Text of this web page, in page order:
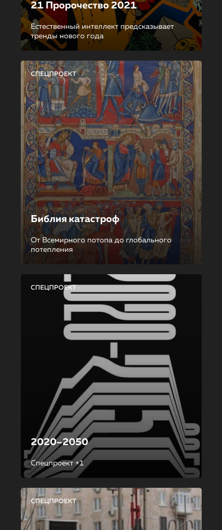
21 Пророчество 2021
Естественный интеллект предсказывает
тренды нового года
СПЕЦПРОЕКТ
Библия катастроф
От Всемирного потопа до глобального
потепления
СПЕЦПРОЕКТ
2020–2050
Спецпроект +1
СПЕЦПРОЕКТ